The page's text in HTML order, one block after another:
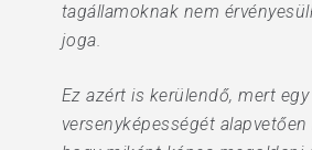
tagállamoknak nem
joga.
Ez azért is kerülendő, mert egy
versenyképességét